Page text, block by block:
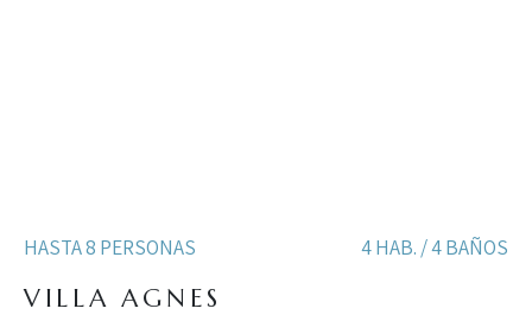
HASTA 8 PERSONAS 4 HAB. / 4 BAÑOS
VILLA AGNES